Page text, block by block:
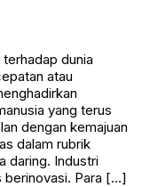
dunia
atau
yang terus
dengan kemajuan
dalam rubrik
daring. Industri
berinovasi. Para […]